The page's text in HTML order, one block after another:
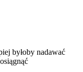
byłoby nadawać